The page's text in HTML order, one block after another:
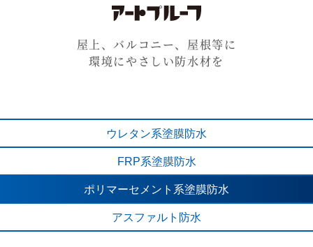
屋上、バルコニー、屋根等に
環境にやさしい防水材を
ウレタン系塗膜防水
FRP系塗膜防水
ポリマーセメント系塗膜防水
アスファルト 防水